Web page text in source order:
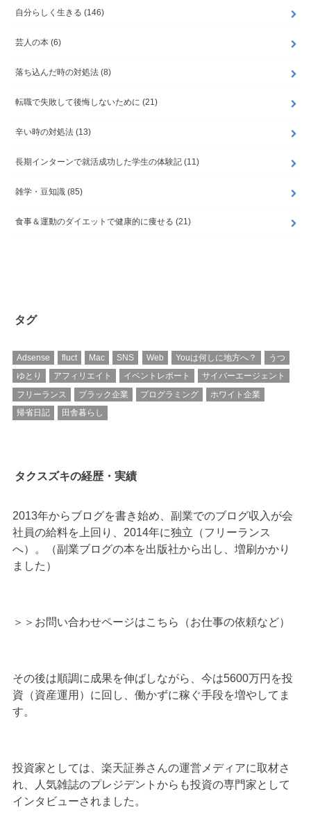
自分らしく生きる (146)
芸人の本 (6)
落ち込んだ時の対処法 (8)
転職で失敗して後悔しないために (21)
辛い時の対処法 (13)
長期インターンで就活成功した学生の体験記 (11)
雑学・豆知識 (85)
食事＆運動のダイエットで健康的に痩せる (21)
タグ
Adsense fluct Mac SNS Web Youは何しに地方へ？
うつ
ゆとり
アフィリエイト イベントレポート
サイバーエージェント
フリーランス
ブラック企業 プログラミング
ホワイト企業
帰省日記
田舎暮らし
タクスズキの経歴・実績
2013年からブログを書き始め、副業でのブログ収入が会
社員の給料を上回り、2014年に独立（フリーランス
へ）。（副業ブログの本を出版社から出し、増刷かかり
ました）
＞＞ お問い合わせページはこちら（お仕事の依頼など）
その後は順調に成果を伸ばしながら、今は5600万円を投
資（資産運用）に回し、働かずに稼ぐ手段を増やしてま
す。
投資家としては、楽天証券さんの運営メディアに取材さ
れ、人気雑誌のプレジデントからも投資の専門家として
インタビューされました。